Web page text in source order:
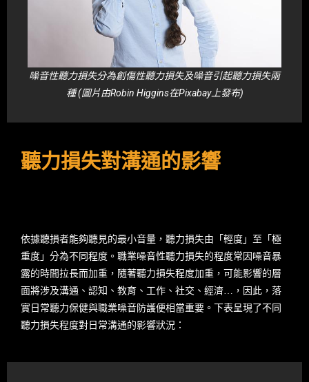
噪音性聽力損失分為創傷性聽力損失及噪音引起聽力損失兩
種 (圖片由Robin Higgins在Pixabay上發布)
聽力損失對溝通的影響
依據聽損者能夠聽見的最小音量，聽力損失由「輕度」至「極
重度」分為不同程度。職業噪音性聽力損失的程度常因噪音暴
露的時間拉長而加重，隨著聽力損失程度加重，可能影響的層
面將涉及溝通、認知、教育、工作、社交、經濟…，因此，落
實日常聽力保健與職業噪音防護便相當重要。下表呈現了不同
聽力損失程度對日常溝通的影響狀況：